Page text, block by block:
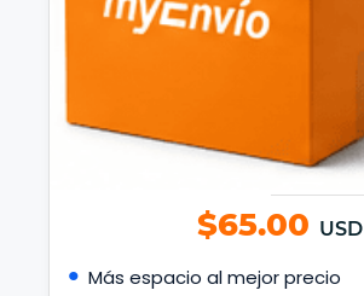
$65.00 USD
• Más espacio al mejor precio